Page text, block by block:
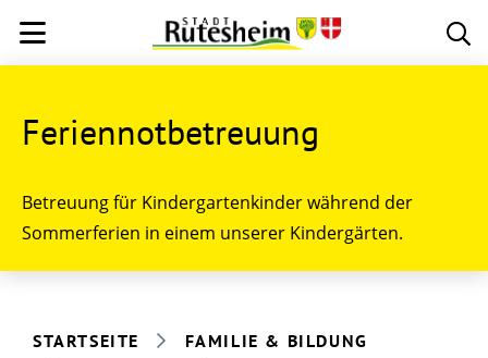
Feriennotbetreuung
Betreuung für Kindergartenkinder während der
Sommerferien in einem unserer Kindergärten.
STARTSEITE
FAMILIE & BILDUNG